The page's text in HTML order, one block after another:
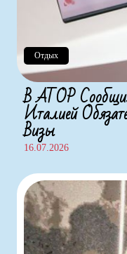
Отдых
В АТОР
Италией
Визы
16.07.2026